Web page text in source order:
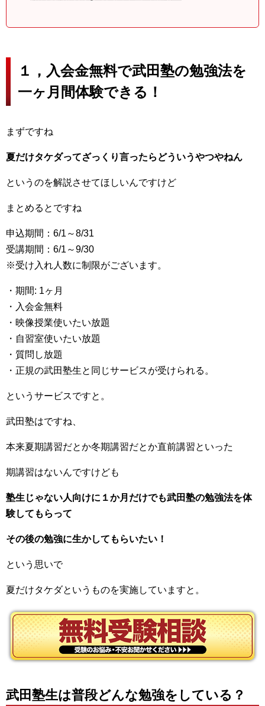
１，入会金無料で武田塾の勉強法を
一ヶ月間体験できる！
まずですね
夏だけタケダってざっくり言ったらどういうやつやねん
というのを解説させてほしいんですけど
まとめるとですね
申込期間：6/1～8/31
受講期間：6/1～9/30
※受け入れ人数に制限がございます。
・期間: 1ヶ月
・入会金無料
・映像授業使いたい放題
・自習室使いたい放題
・質問し放題
・正規の武田塾生と同じサービスが受けられる。
というサービスですと。
武田塾はですね、
本来夏期講習だとか冬期講習だとか直前講習といった
期講習はないんですけども
塾生じゃない人向けに１か月だけでも武田塾の勉強法を体
験してもらって
その後の勉強に生かしてもらいたい！
という思いで
夏だけタケダというものを実施していますと。
武田塾生は普段どんな勉強をしている？